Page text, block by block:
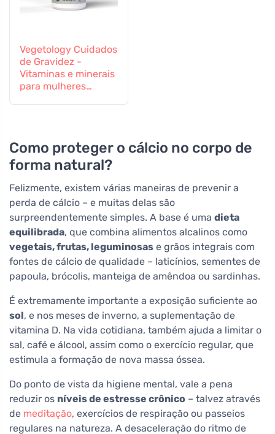
Vegetology Cuidados
de Gravidez -
Vitaminas e minerais
para mulheres
Como proteger o cálcio no corpo de
forma natural?
Felizmente, existem várias maneiras de prevenir a
perda de cálcio – e muitas delas são
surpreendentemente simples. A base é uma dieta
equilibrada, que combina alimentos alcalinos como
vegetais, frutas, leguminosas e grãos integrais com
fontes de cálcio de qualidade – laticínios, sementes de
papoula, brócolis, manteiga de amêndoa ou sardinhas.
É extremamente importante a exposição suficiente ao
sol, e nos meses de inverno, a suplementação de
vitamina D. Na vida cotidiana, também ajuda a limitar o
sal, café e álcool, assim como o exercício regular, que
estimula a formação de nova massa óssea.
Do ponto de vista da higiene mental, vale a pena
reduzir os níveis de estresse crônico – talvez através
de meditação, exercícios de respiração ou passeios
regulares na natureza. A desaceleração do ritmo de